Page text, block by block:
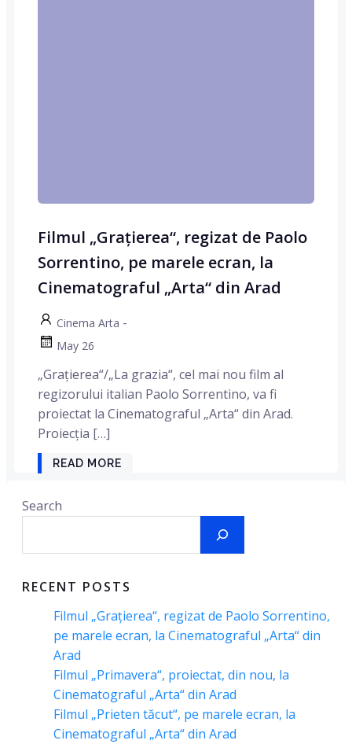
Filmul „Grațierea“, regizat de Paolo
Sorrentino, pe marele ecran, la
Cinematograful „Arta“ din Arad
Cinema Arta -
May 26
„Grațierea“/„La grazia“, cel mai nou film al
regizorului italian Paolo Sorrentino, va fi
proiectat la Cinematograful „Arta“ din Arad.
Proiecția […]
READ MORE
Search
RECENT POSTS
Filmul „Grațierea“, regizat de Paolo Sorrentino,
pe marele ecran, la Cinematograful „Arta“ din
Arad
Filmul „Primavera“, proiectat, din nou, la
Cinematograful „Arta“ din Arad
Filmul „Prieten tăcut“, pe marele ecran, la
Cinematograful „Arta“ din Arad